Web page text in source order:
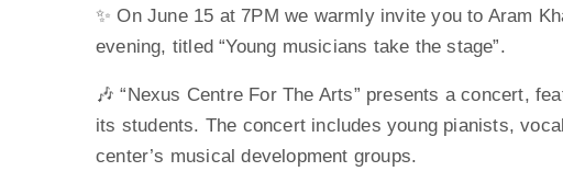
✨ On June 15 at 7PM we warmly invite you to Aram
evening, titled “Young musicians take the stage”.
🎶 “Nexus Centre For The Arts” presents a concert,
its students. The concert includes young pianists,
center’s musical development groups.